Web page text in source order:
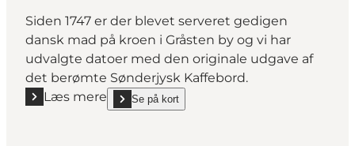
Siden 1747 er der blevet serveret gedigen
dansk mad på kroen i Gråsten by og vi har
udvalgte datoer med den originale udgave af
det berømte Sønderjysk Kaffebord.
Læs mere
Læs mere "Den Gamle Kro, Gråsten"
Se på kort
show Den Gamle Kro, Gråsten on_map